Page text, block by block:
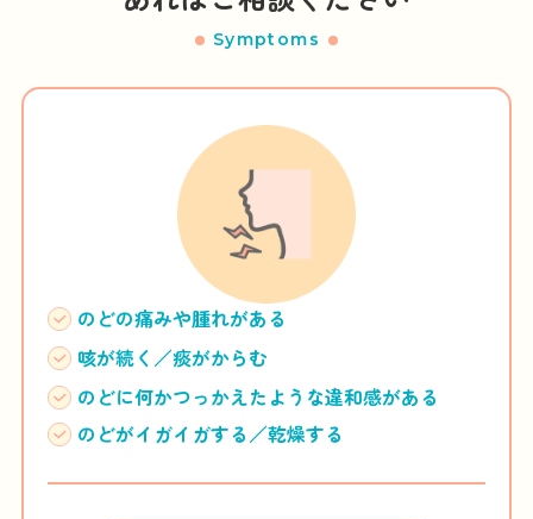
小児耳鼻咽喉科
睡眠時無呼吸症候群外来
補聴器外来
Bスポット療法
医師紹介
Symptoms
のどの痛みや腫れがある
咳が続く／痰がからむ
のどに何かつっかえたような違和感がある
のどがイガイガする／乾燥する